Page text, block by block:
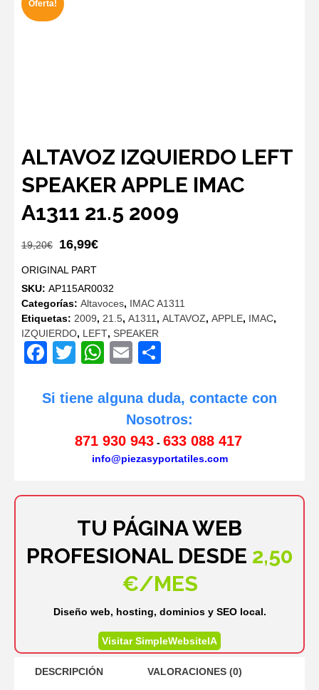
Oferta!
ALTAVOZ IZQUIERDO LEFT
SPEAKER APPLE IMAC
A1311 21.5 2009
19,20€
El
original
era:
19,20€.
16,99€
es:
16,99€.
ORIGINAL PART
SKU: AP115AR0032
Categorías: Altavoces, IMAC A1311
Etiquetas: 2009, 21.5, A1311 , ALTAVOZ, APPLE, IMAC,
IZQUIERDO, LEFT, SPEAKER
Facebook
TwitterWhatsApp
Email
Si tiene alguna duda, contacte con
Nosotros:
871 930 943- 633 088 417
info@piezasyportatiles.com
TU PÁGINA WEB
PROFESIONAL DESDE 2,50
€/MES
Diseño web, hosting, dominios y SEO local.
Visitar SimpleWebsiteIA
DESCRIPCIÓN VALORACIONES (0)